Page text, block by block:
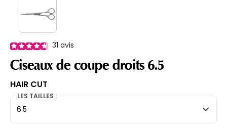
31 avis
Ciseaux de coupe droits 6.5
HAIR CUT
LES TAILLES :
6.5